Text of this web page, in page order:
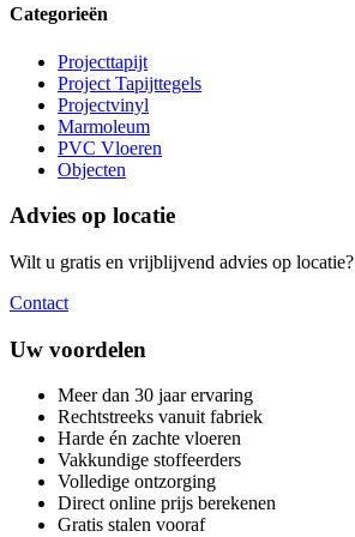
Categorieën
Projecttapijt
Project Tapijttegels
Projectvinyl
Marmoleum
PVC Vloeren
Objecten
Advies op locatie
Wilt u gratis en vrijblijvend advies op locatie?
Contact
Uw voordelen
Meer dan 30 jaar ervaring
Rechtstreeks vanuit fabriek
Harde én zachte vloeren
Vakkundige stoffeerders
Volledige ontzorging
Direct online prijs berekenen
Gratis stalen vooraf